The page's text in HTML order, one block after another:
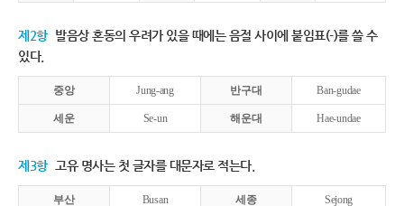
제2항 발음상 혼동의 우려가 있을 때에는 음절 사이에 붙임표(-)를 쓸 수
있다.
중앙 Jung-ang 반구대 Ban-gudae
세운 Se-un 해운대 Hae-undae
제3항 고유 명사는 첫 글자를 대문자로 적는다.
부산 Busan 세종 Sejong